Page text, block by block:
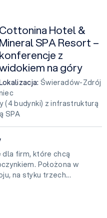
Cottonina Hotel &
Mineral SPA Resort –
konferencje z
na góry
Świeradów-Zdrój
(4 budynki) z infrastrukturą
SPA
firm, które chcą
Położona w
na styku trzech...